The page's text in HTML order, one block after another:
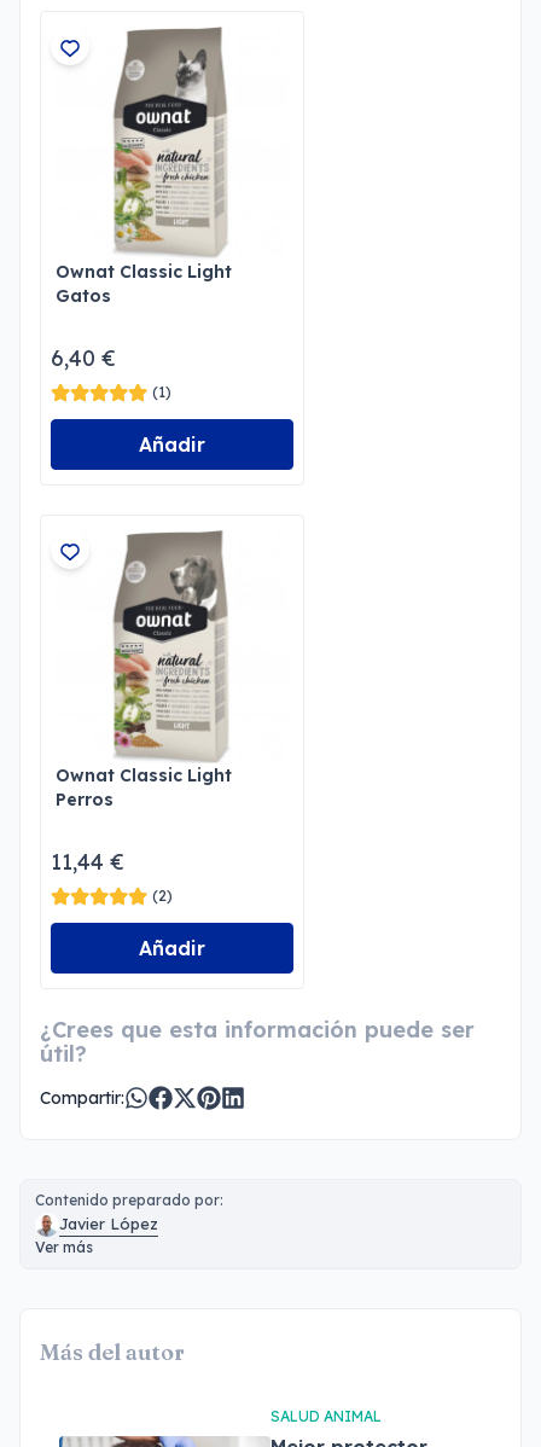
Ownat Classic Light
Gatos
6,40 €
(1)
Añadir
Ownat Classic Light
Perros
11,44 €
(2)
Añadir
¿Crees que esta información puede ser
útil?
Compartir:
Contenido preparado por:
Javier López
Ver más
Más del autor
SALUD ANIMAL